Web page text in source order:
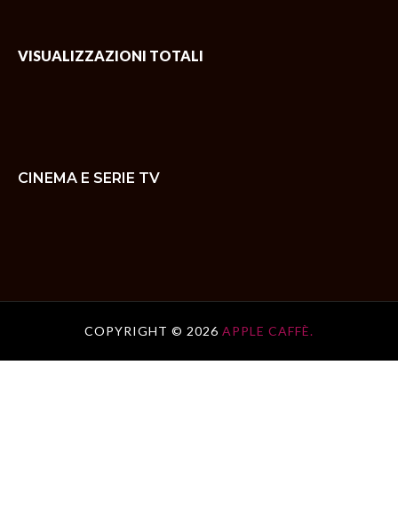
VISUALIZZAZIONI TOTALI
CINEMA E SERIE TV
COPYRIGHT © 2026 APPLE CAFFÈ.